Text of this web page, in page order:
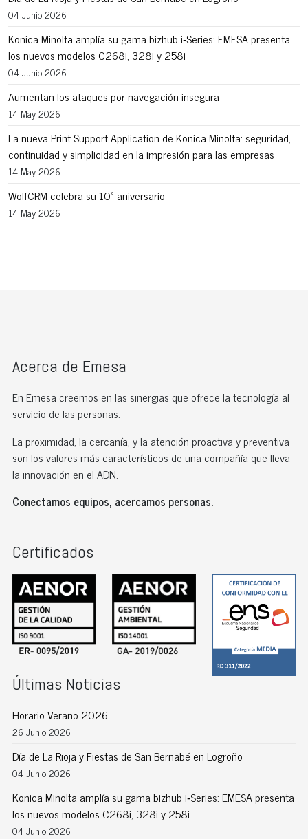
04 Junio 2026
Konica Minolta amplía su gama bizhub i‑Series: EMESA presenta
los nuevos modelos C268i, 328i y 258i
04 Junio 2026
Aumentan los ataques por navegación insegura
14 May 2026
La nueva Print Support Application de Konica Minolta: seguridad,
continuidad y simplicidad en la impresión para las empresas
14 May 2026
WolfCRM celebra su 10º aniversario
14 May 2026
Acerca de Emesa
En Emesa creemos en las sinergias que ofrece la tecnología al
servicio de las personas.
La proximidad, la cercanía, y la atención proactiva y preventiva
son los valores más característicos de una compañía que lleva
la innovación en el ADN.
Conectamos equipos, acercamos personas.
Certificados
Últimas Noticias
Horario Verano 2026
26 Junio 2026
Día de La Rioja y Fiestas de San Bernabé en Logroño
04 Junio 2026
Konica Minolta amplía su gama bizhub i‑Series: EMESA presenta
los nuevos modelos C268i, 328i y 258i
04 Junio 2026